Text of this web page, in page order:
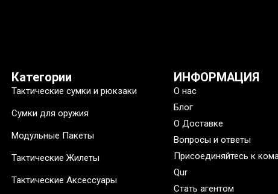
Категории
Тактические сумки и рюкзаки
Сумки для оружия
Модульные Пакеты
Тактические Жилеты
Тактические Аксессуары
ИНФОРМАЦИЯ
О нас
Блог
О Доставке
Вопросы и ответы
Присоединяйтесь к
Qur
Стать агентом